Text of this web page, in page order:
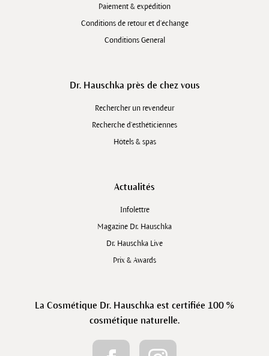
Paiement & expédition
Conditions de retour et d'échange
Conditions General
Dr. Hauschka près de chez vous
Rechercher un revendeur
Recherche d’esthéticiennes
Hôtels & spas
Actualités
Infolettre
Magazine Dr. Hauschka
Dr. Hauschka Live
Prix & Awards
La Cosmétique Dr. Hauschka est certifiée 100 %
cosmétique naturelle.